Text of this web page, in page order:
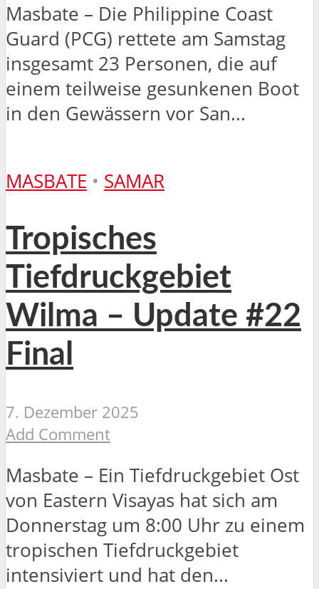
Masbate – Die Philippine Coast
Guard (PCG) rettete am Samstag
insgesamt 23 Personen, die auf
einem teilweise gesunkenen Boot
in den Gewässern vor San...
MASBATE • SAMAR
Tropisches
Tiefdruckgebiet
Wilma – Update #22
Final
7. Dezember 2025
Add Comment
Masbate – Ein Tiefdruckgebiet Ost
von Eastern Visayas hat sich am
Donnerstag um 8:00 Uhr zu einem
tropischen Tiefdruckgebiet
intensiviert und hat den...